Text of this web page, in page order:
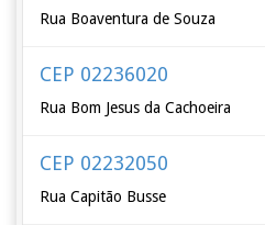
Rua Boaventura de Souza
CEP 02236020
Rua Bom Jesus da Cachoeira
CEP 02232050
Rua Capitão Busse